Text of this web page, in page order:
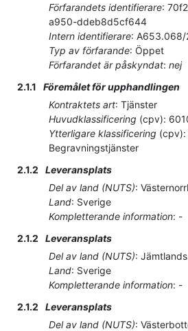
Förfarandets identifierare:
a950-ddeb8d5cf644
Intern identifierare: A653.068/
Typ av förfarande: Öppet
Förfarandet är påskyndat: nej
2.1.1
Föremålet för upphandlingen
Kontraktets art: Tjänster
Huvudklassificering (cpv):
Ytterligare klassificering (cpv):
Begravningstjänster
2.1.2
Leveransplats
Del av land (NUTS):
Land: Sverige
Kompletterande information: -
2.1.2
Leveransplats
Del av land (NUTS):
Land: Sverige
Kompletterande information: -
2.1.2
Leveransplats
Del av land (NUTS):